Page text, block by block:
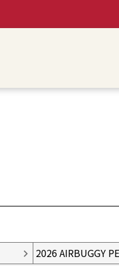
2026 AIRBUGGY